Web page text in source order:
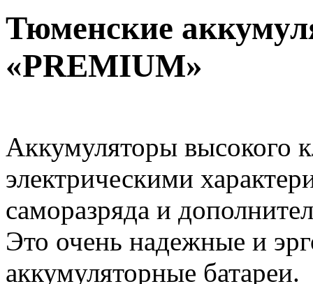
Тюменские
«PREMIUM»
Аккумуляторы высокого
электрическими
саморазряда и
Это очень надежные и
аккумуляторные батареи.